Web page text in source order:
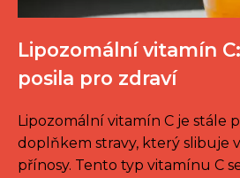
Lipozomální vitamín
posila pro zdraví
Lipozomální vitamín C je stále
doplňkem stravy, který slibuje
přínosy. Tento typ vitamínu C